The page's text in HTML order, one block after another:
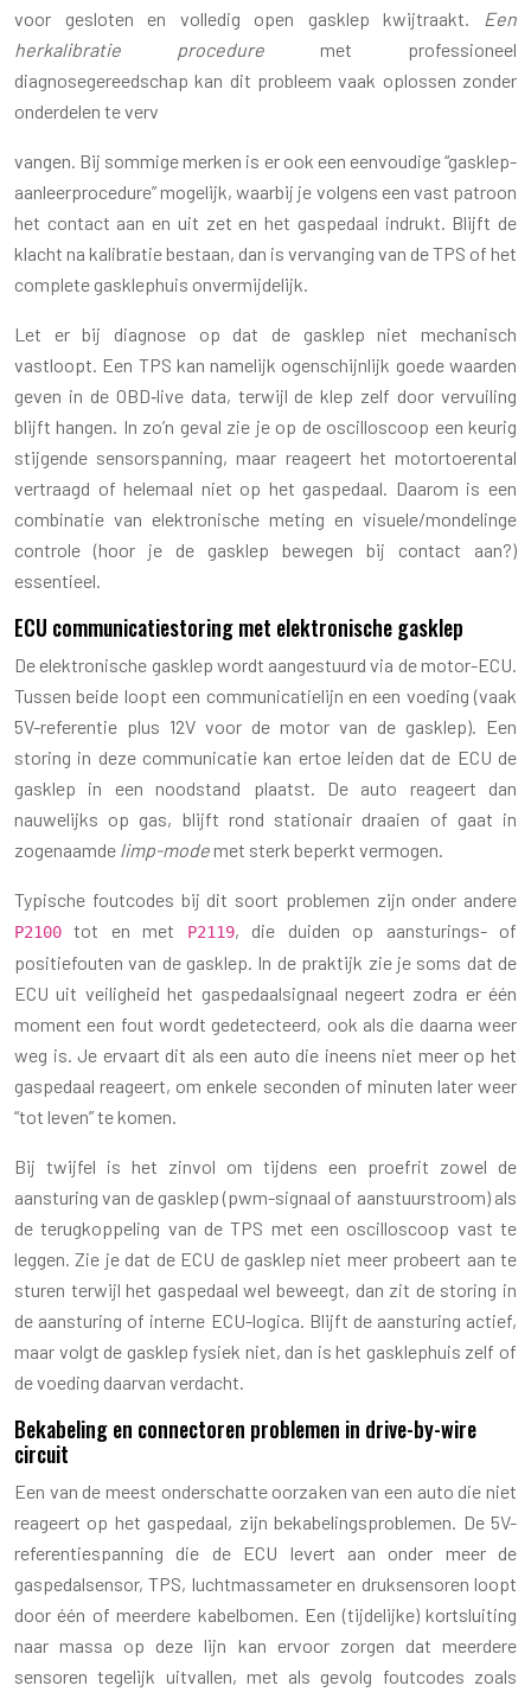
voor gesloten en volledig open gasklep kwijtraakt.
Een
herkalibratie procedure met professioneel
diagnosegereedschap kan dit probleem vaak oplossen zonder
onderdelen te verv
vangen. Bij sommige merken is er ook een eenvoudige “gasklep-
aanleerprocedure” mogelijk, waarbij je volgens een vast patroon
het contact aan en uit zet en het gaspedaal indrukt. Blijft de
klacht na kalibratie bestaan, dan is vervanging van de TPS of het
complete gasklephuis onvermijdelijk.
Let er bij diagnose op dat de gasklep niet mechanisch
vastloopt. Een TPS kan namelijk ogenschijnlijk goede waarden
geven in de OBD‑live data, terwijl de klep zelf door vervuiling
blijft hangen. In zo’n geval zie je op de oscilloscoop een keurig
stijgende sensorspanning, maar reageert het motortoerental
vertraagd of helemaal niet op het gaspedaal. Daarom is een
combinatie van elektronische meting en visuele/mondelinge
controle (hoor je de gasklep bewegen bij contact aan?)
essentieel.
ECU communicatiestoring met elektronische gasklep
De elektronische gasklep wordt aangestuurd via de motor-ECU.
Tussen beide loopt een communicatielijn en een voeding (vaak
5V-referentie plus 12V voor de motor van de gasklep). Een
storing in deze communicatie kan ertoe leiden dat de ECU de
gasklep in een noodstand plaatst. De auto reageert dan
nauwelijks op gas, blijft rond stationair draaien of gaat in
zogenaamde limp-modemet sterk beperkt vermogen.
Typische foutcodes bij dit soort problemen zijn onder andere
P2100 tot en met P2119, die duiden op aansturings- of
positiefouten van de gasklep. In de praktijk zie je soms dat de
ECU uit veiligheid het gaspedaalsignaal negeert zodra er één
moment een fout wordt gedetecteerd, ook als die daarna weer
weg is. Je ervaart dit als een auto die ineens niet meer op het
gaspedaal reageert, om enkele seconden of minuten later weer
“tot leven” te komen.
Bij twijfel is het zinvol om tijdens een proefrit zowel de
aansturing van de gasklep (pwm-signaal of aanstuurstroom) als
de terugkoppeling van de TPS met een oscilloscoop vast te
leggen. Zie je dat de ECU de gasklep niet meer probeert aan te
sturen terwijl het gaspedaal wel beweegt, dan zit de storing in
de aansturing of interne ECU-logica. Blijft de aansturing actief,
maar volgt de gasklep fysiek niet, dan is het gasklephuis zelf of
de voeding daarvan verdacht.
Bekabeling en connectoren problemen in drive-by-wire
circuit
Een van de meest onderschatte oorzaken van een auto die niet
reageert op het gaspedaal, zijn bekabelingsproblemen. De 5V-
referentiespanning die de ECU levert aan onder meer de
gaspedalsensor, TPS, luchtmassameter en druksensoren loopt
door één of meerdere kabelbomen. Een (tijdelijke) kortsluiting
naar massa op deze lijn kan ervoor zorgen dat meerdere
sensoren tegelijk uitvallen, met als gevolg foutcodes zoals